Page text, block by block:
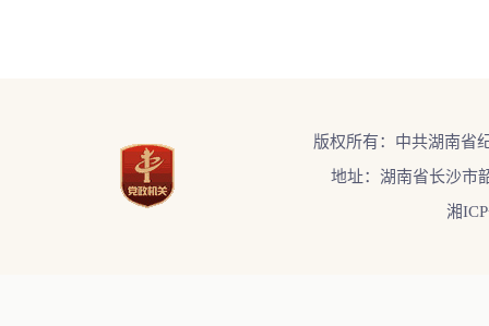
版权所有：中共湖南省
地址：湖南省长沙市
湘